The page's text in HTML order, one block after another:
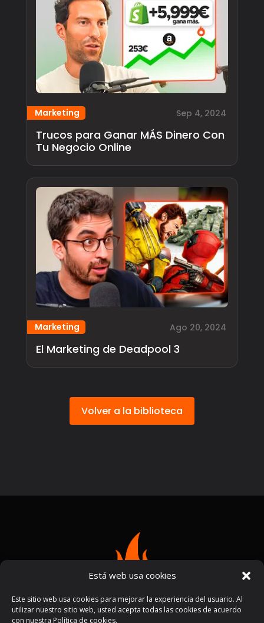
Está web usa cookies
Este sitio web usa cookies para mejorar la experiencia del usuario. Al
utilizar nuestro sitio web, usted acepta todas las cookies de acuerdo
con nuestra Política de cookies.
Marketing Sep 4, 2024
Trucos para Ganar MÁS Dinero Con
Tu Negocio Online
Marketing Ago 20, 2024
El Marketing de Deadpool 3
Volver a la biblioteca